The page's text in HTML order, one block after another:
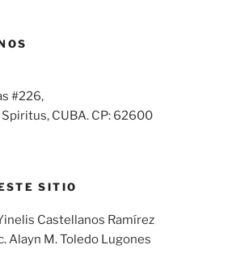
#226,
CUBA. CP: 62600
SITIO
Castellanos Ramírez
Alayn M. Toledo Lugones